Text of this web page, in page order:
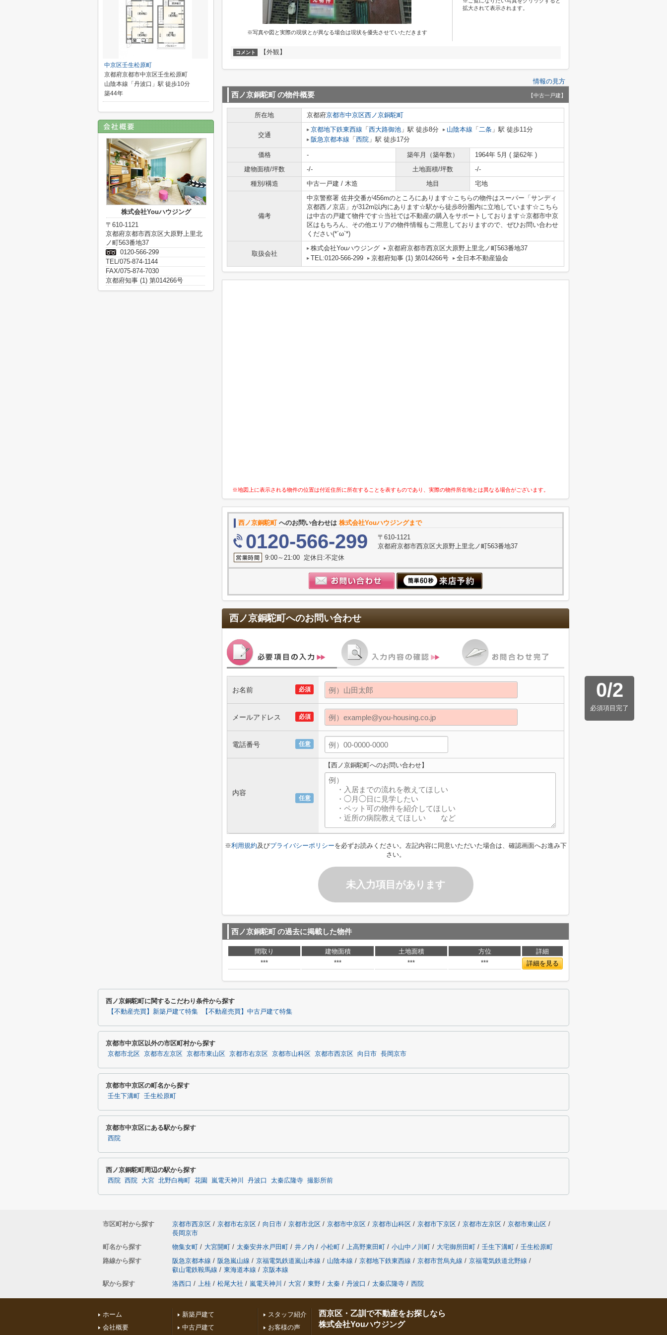
※写真や図と実際の現状とが異なる場合は現状を優先させていただきます
拡大されて表示されます。
コメント 【外観】
情報の見方
西ノ京銅駝町の物件概要 【中古一戸建】
所在地 京都府京都市中京区西ノ京銅駝町
交通
京都地下鉄東西線 「 西大路御池 」駅 徒歩8分 山陰本線 「 二条 」駅 徒歩11分
阪急京都本線 「 西院 」駅 徒歩17分
価格 - 築年月（築年数）
1964年 5月 ( 築62年 )
建物面積/坪数
-/- 土地面積/坪数
-/-
種別/構造
中古一戸建 / 木造 地目 宅地
備考
中京警察署 佐井交番が456mのところにあります☆こちらの物件はスーパー「サンディ
京都西ノ京店」が312m以内にあります☆駅から徒歩8分圏内に立地しています☆こちら
は中古の戸建て物件です☆当社では不動産の購入をサポートしております☆京都市中京
区はもちろん、その他エリアの物件情報もご用意しておりますので、ぜひお問い合わせ
ください(*´ω`*)
取扱会社
株式会社Youハウジング
京都府京都市西京区大原野上里北ノ町563番地37
TEL:0120-566-299
京都府知事 (1) 第014266号 全日本不動産協会
※地図上に表示される物件の位置は付近住所に所在することを表すものであり、実際の物件所在地とは異なる場合がございます。
西ノ京銅駝町へのお問い合わせは 株式会社Youハウジングまで
0120-566-299
〒610-1121
京都府京都市西京区大原野上里北ノ町563番地37
9:00～21:00 定休日:不定休
西ノ京銅駝町へのお問い合わせ
0/2
必須項目完了
必須
お名前
必須
メールアドレス
任意
電話番号
任意
内容
【西ノ京銅駝町へのお問い合わせ】
※利用規約及びプライバシーポリシーを必ずお読みください。左記内容に同意いただいた場合は、確認画面へお進み下
さい。
未入力項目があります
西ノ京銅駝町の過去に掲載した物件
間取り 建物面積 土地面積 方位
詳細
***
*** *** *** 詳細を見る
中京区壬生松原町
京都府京都市中京区壬生松原町
山陰本線「丹波口」駅 徒歩10分
築44年
株式会社Youハウジング
〒610-1121
京都府京都市西京区大原野上里北
ノ町563番地37
0120-566-299
TEL/075-874-1144
FAX/075-874-7030
京都府知事 (1) 第014266号
西ノ京銅駝町に関するこだわり条件から探す
【不動産売買】新築戸建て特集 【不動産売買】中古戸建て特集
京都市中京区以外の市区町村から探す
京都市北区 京都市左京区 京都市東山区 京都市右京区 京都市山科区 京都市西京区 向日市 長岡京市
京都市中京区の町名から探す
壬生下溝町 壬生松原町
京都市中京区にある駅から探す
西院
西ノ京銅駝町周辺の駅から探す
西院 西院 大宮 北野白梅町 花園 嵐電天神川 丹波口 太秦広隆寺 撮影所前
市区町村から探す 京都市西京区 / 京都市右京区 / 向日市 / 京都市北区 / 京都市中京区 / 京都市山科区 / 京都市下京区 / 京都市左京区 / 京都市東山区 /
長岡京市
町名から探す
物集女町 / 大宮開町 / 太秦安井水戸田町 / 井ノ内 / 小松町 / 上高野東田町 / 小山中ノ川町 / 大宅御所田町 / 壬生下溝町 / 壬生松原町
路線から探す
阪急京都本線 / 阪急嵐山線 / 京福電気鉄道嵐山本線 / 山陰本線 / 京都地下鉄東西線 / 京都市営烏丸線 / 京福電気鉄道北野線 /
叡山電鉄鞍馬線 / 東海道本線 / 京阪本線
駅から探す
洛西口 / 上桂 / 松尾大社 / 嵐電天神川 / 大宮 / 東野 / 太秦 / 丹波口 / 太秦広隆寺 / 西院
ホーム
会社概要
新築戸建て
中古戸建て
スタッフ紹介
お客様の声
西京区・乙訓で不動産をお探しなら
株式会社Youハウジング